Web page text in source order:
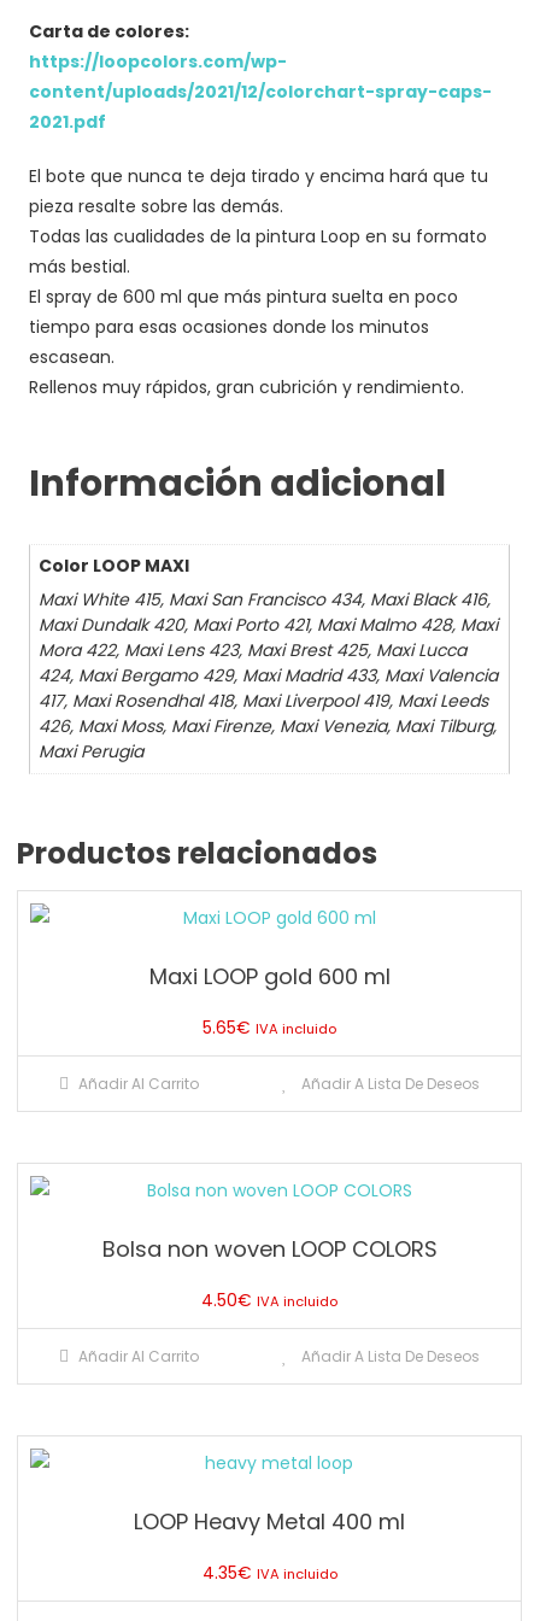
Carta de colores:
https://loopcolors.com/wp-
content/uploads/2021/12/colorchart-spray-caps-
2021.pdf
El bote que nunca te deja tirado y encima hará que tu
pieza resalte sobre las demás.
Todas las cualidades de la pintura Loop en su formato
más bestial.
El spray de 600 ml que más pintura suelta en poco
tiempo para esas ocasiones donde los minutos
escasean.
Rellenos muy rápidos, gran cubrición y rendimiento.
Información adicional
Color LOOP MAXI
Maxi White 415, Maxi San Francisco 434, Maxi Black 416,
Maxi Dundalk 420, Maxi Porto 421, Maxi Malmo 428, Maxi
Mora 422, Maxi Lens 423, Maxi Brest 425, Maxi Lucca
424, Maxi Bergamo 429, Maxi Madrid 433, Maxi Valencia
417, Maxi Rosendhal 418, Maxi Liverpool 419, Maxi Leeds
426, Maxi Moss, Maxi Firenze, Maxi Venezia, Maxi Tilburg,
Maxi Perugia
Productos relacionados
Maxi LOOP gold 600 ml
5.65€ IVA incluido
Añadir Al Carrito Añadir A Lista De Deseos
Bolsa non woven LOOP COLORS
4.50€ IVA incluido
Añadir Al Carrito Añadir A Lista De Deseos
LOOP Heavy Metal 400 ml
4.35€ IVA incluido